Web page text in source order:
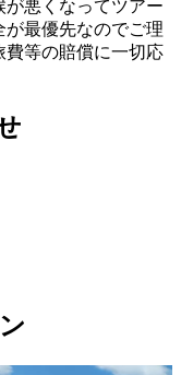
が悪くなってツアー
最優先なのでご理
費等の賠償に一切応